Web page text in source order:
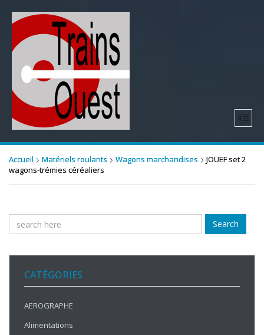
Accueil Matériels roulants Wagons marchandises
JOUEF set 2
wagons-trémies céréaliers
Search
CATÉGORIES
AEROGRAPHE
Alimentations